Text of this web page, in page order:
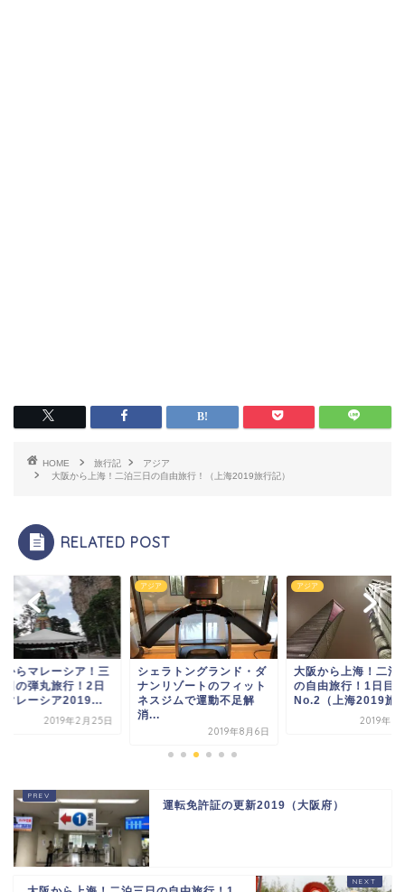
HOME 旅行記
アジア
大阪から上海！二泊三日の自由旅行！（上海2019旅行記）
RELATED POST
からマレーシア！三
日の弾丸旅行！2日
マレーシア2019...
2019年2月25日
アジア
シェラトングランド・ダ
ナンリゾートのフィット
ネスジムで運動不足解
消...
2019年8月6日
アジア
大阪から上海！二泊
の自由旅行！1日目
No.2（上海2019旅
2019年5
運転免許証の更新2019（大阪府）